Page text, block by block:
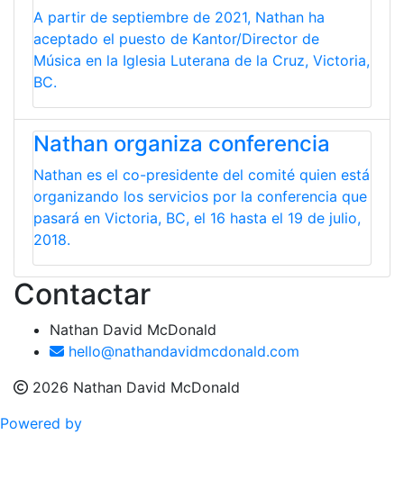
A partir de septiembre de 2021, Nathan ha
aceptado el puesto de Kantor/Director de
Música en la Iglesia Luterana de la Cruz, Victoria,
BC.
Nathan organiza conferencia
Nathan es el co-presidente del comité quien está
organizando los servicios por la conferencia que
pasará en Victoria, BC, el 16 hasta el 19 de julio,
2018.
Contactar
Nathan David McDonald
hello@nathandavidmcdonald.com
2026 Nathan David McDonald
Powered by